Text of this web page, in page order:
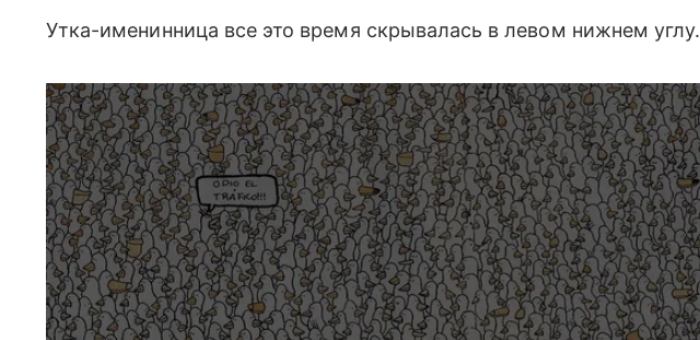
Утка-именинница все это время скрывалась в левом нижнем углу.